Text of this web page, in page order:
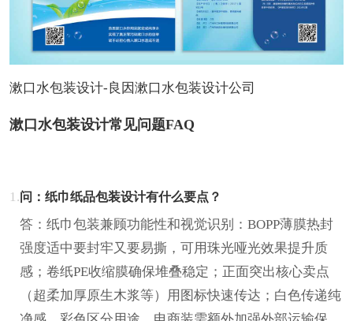
漱口水包装设计-良因漱口水包装设计公司
漱口水包装设计常见问题FAQ
1.问：纸巾纸品包装设计有什么要点？
答：纸巾包装兼顾功能性和视觉识别：BOPP薄膜热封
强度适中要封牢又要易撕，可用珠光哑光效果提升质
感；卷纸PE收缩膜确保堆叠稳定；正面突出核心卖点
（超柔加厚原生木浆等）用图标快速传达；白色传递纯